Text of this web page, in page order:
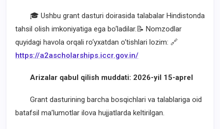
🎓 Ushbu grant dasturi doirasida talabalar Hindistonda
tahsil olish imkoniyatiga ega bo‘ladilar.📝 Nomzodlar
quyidagi havola orqali ro‘yxatdan o‘tishlari lozim: 🔗
https://a2ascholarships.iccr.gov.in/
Arizalar qabul qilish muddati: 2026-yil 15-aprel
Grant dasturining barcha bosqichlari va talablariga oid
batafsil ma’lumotlar ilova hujjatlarda keltirilgan.